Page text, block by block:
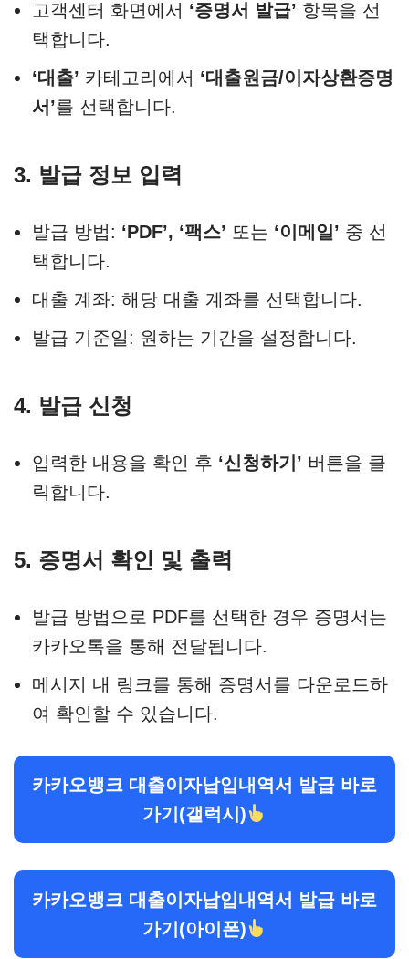
고객센터 화면에서 ‘증명서 발급’ 항목을 선
택합니다.
‘대출’ 카테고리에서 ‘대출원금/이자상환증명
서’를 선택합니다.
3. 발급 정보 입력
발급 방법: ‘PDF’, ‘팩스’ 또는 ‘이메일’ 중 선
택합니다.
대출 계좌: 해당 대출 계좌를 선택합니다.
발급 기준일: 원하는 기간을 설정합니다.
4. 발급 신청
입력한 내용을 확인 후 ‘신청하기’ 버튼을 클
릭합니다.
5. 증명서 확인 및 출력
발급 방법으로 PDF를 선택한 경우 증명서는
카카오톡을 통해 전달됩니다.
메시지 내 링크를 통해 증명서를 다운로드하
여 확인할 수 있습니다.
카카오뱅크 대출이자납입내역서 발급 바로
가기(갤럭시)
카카오뱅크 대출이자납입내역서 발급 바로
가기(아이폰)